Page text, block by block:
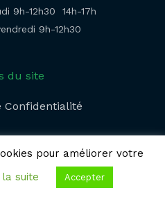
9h-12h30 14h-17h
9h-12h30
du site
Confidentialité​
© 2026 | Mairie de Silfiac
pour améliorer votre
suite Accepter